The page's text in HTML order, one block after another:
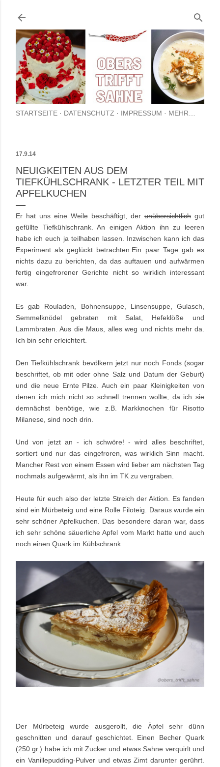
STARTSEITE DATENSCHUTZ IMPRESSUM MEHR…
17.9.14
NEUIGKEITEN AUS DEM
TIEFKÜHLSCHRANK - LETZTER TEIL MIT
APFELKUCHEN
Er hat uns eine Weile beschäftigt, der unübersichtlich gut
gefüllte Tiefkühlschrank. An einigen Aktion ihn zu leeren
habe ich euch ja teilhaben lassen. Inzwischen kann ich das
Experiment als geglückt betrachten.Ein paar Tage gab es
nichts dazu zu berichten, da das auftauen und aufwärmen
fertig eingefrorener Gerichte nicht so wirklich interessant
war.
Es gab Rouladen, Bohnensuppe, Linsensuppe, Gulasch,
Semmelknödel gebraten mit Salat, Hefeklöße und
Lammbraten. Aus die Maus, alles weg und nichts mehr da.
Ich bin sehr erleichtert.
Den Tiefkühlschrank bevölkern jetzt nur noch Fonds (sogar
beschriftet, ob mit oder ohne Salz und Datum der Geburt)
und die neue Ernte Pilze. Auch ein paar Kleinigkeiten von
denen ich mich nicht so schnell trennen wollte, da ich sie
demnächst benötige, wie z.B. Markknochen für Risotto
Milanese, sind noch drin.
Und von jetzt an - ich schwöre! - wird alles beschriftet,
sortiert und nur das eingefroren, was wirklich Sinn macht.
Mancher Rest von einem Essen wird lieber am nächsten Tag
nochmals aufgewärmt, als ihn im TK zu vergraben.
Heute für euch also der letzte Streich der Aktion. Es fanden
sind ein Mürbeteig und eine Rolle Filoteig. Daraus wurde ein
sehr schöner Apfelkuchen. Das besondere daran war, dass
ich sehr schöne säuerliche Apfel vom Markt hatte und auch
noch einen Quark im Kühlschrank.
Der Mürbeteig wurde ausgerollt, die Äpfel sehr dünn
geschnitten und darauf geschichtet. Einen Becher Quark
(250 gr.) habe ich mit Zucker und etwas Sahne verquirlt und
ein Vanillepudding-Pulver und etwas Zimt darunter gerührt.